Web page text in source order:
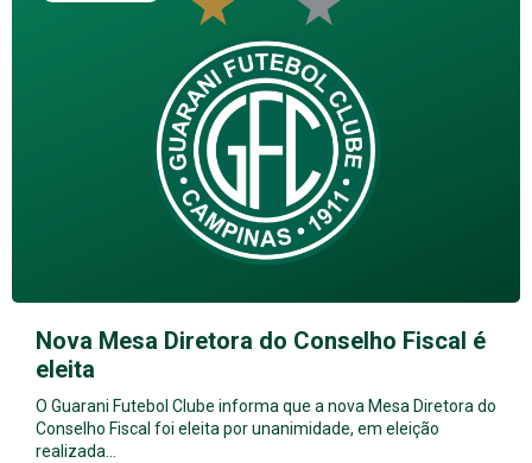
Nova Mesa Diretora do Conselho Fiscal é
eleita
O Guarani Futebol Clube informa que a nova Mesa Diretora do
Conselho Fiscal foi eleita por unanimidade, em eleição
realizada…